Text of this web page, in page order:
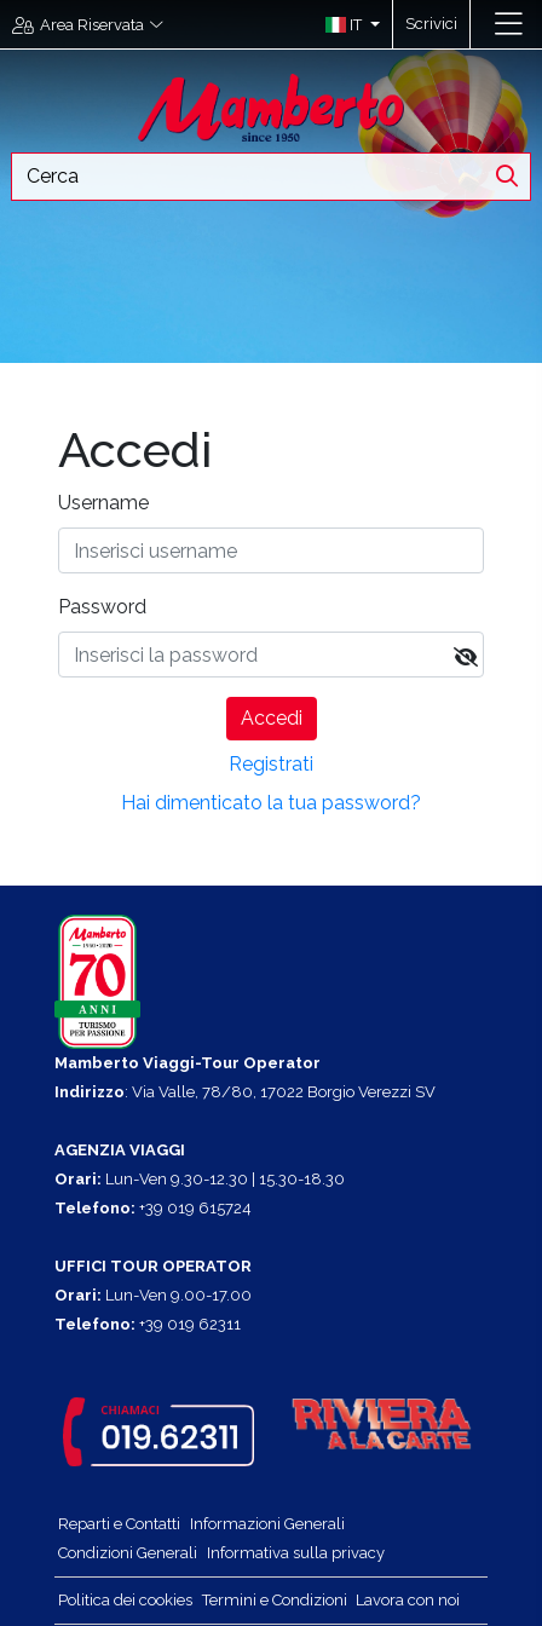
Area Riservata IT Scrivici
Accedi
Username
Password
Accedi
Registrati
Hai dimenticato la tua password?
Mamberto Viaggi-Tour Operator
Indirizzo: Via Valle, 78/80, 17022 Borgio Verezzi SV
AGENZIA VIAGGI
Orari: Lun-Ven 9.30-12.30 | 15.30-18.30
Telefono: +39 019 615724
UFFICI TOUR OPERATOR
Orari: Lun-Ven 9.00-17.00
Telefono: +39 019 62311
Reparti e Contatti
Informazioni Generali
Condizioni Generali
Informativa sulla privacy
Politica dei cookies Termini e Condizioni Lavora con noi